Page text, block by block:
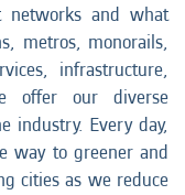
networks and what
metros, monorails,
infrastructure,
offer our diverse
industry. Every day,
way to greener and
cities as we reduce